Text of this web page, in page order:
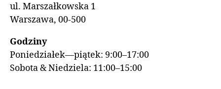
ul. Marszałkowska 1
Warszawa, 00-500
Godziny
Poniedziałek—piątek: 9:00–17:00
Sobota & Niedziela: 11:00–15:00